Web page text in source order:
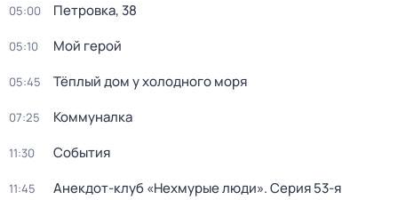
05:00 Петровка, 38
05:10 Мой герой
05:45 Тёплый дом у холодного моря
07:25 Коммуналка
11:30 События
11:45 Анекдот-клуб «Нехмурые люди». Серия 53-я